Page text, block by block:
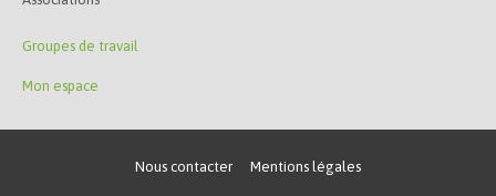
Groupes de travail
Mon espace
Nous contacter Mentions légales